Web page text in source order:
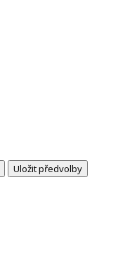
Uložit předvolby